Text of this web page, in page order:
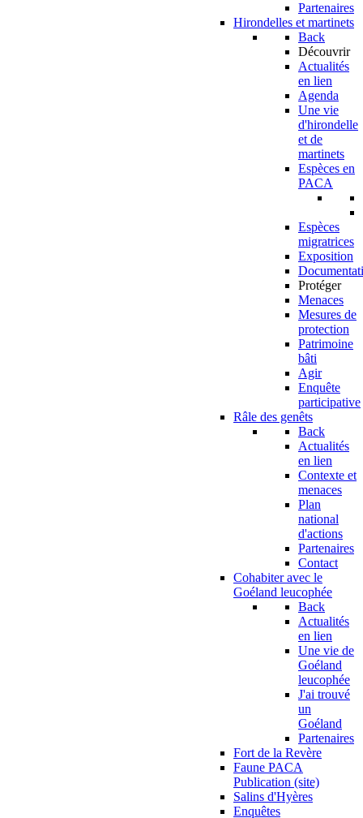
Partenaires
Hirondelles et martinets
Back
Découvrir
Actualités
en lien
Agenda
Une vie
d'hirondelle
et de
martinets
Espèces en
PACA
Espèces
migratrices
Exposition
Protéger
Menaces
Mesures de
protection
Patrimoine
bâti
Agir
Enquête
participative
Râle des genêts
Back
Actualités
en lien
Contexte et
menaces
Plan
national
d'actions
Partenaires
Contact
Cohabiter avec le
Goéland leucophée
Back
Actualités
en lien
Une vie de
Goéland
leucophée
J'ai trouvé
un
Goéland
Partenaires
Fort de la Revère
Faune PACA
Publication (site)
Salins d'Hyères
Enquêtes